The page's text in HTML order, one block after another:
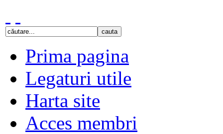
Prima pagina
Legaturi utile
Harta site
Acces membri